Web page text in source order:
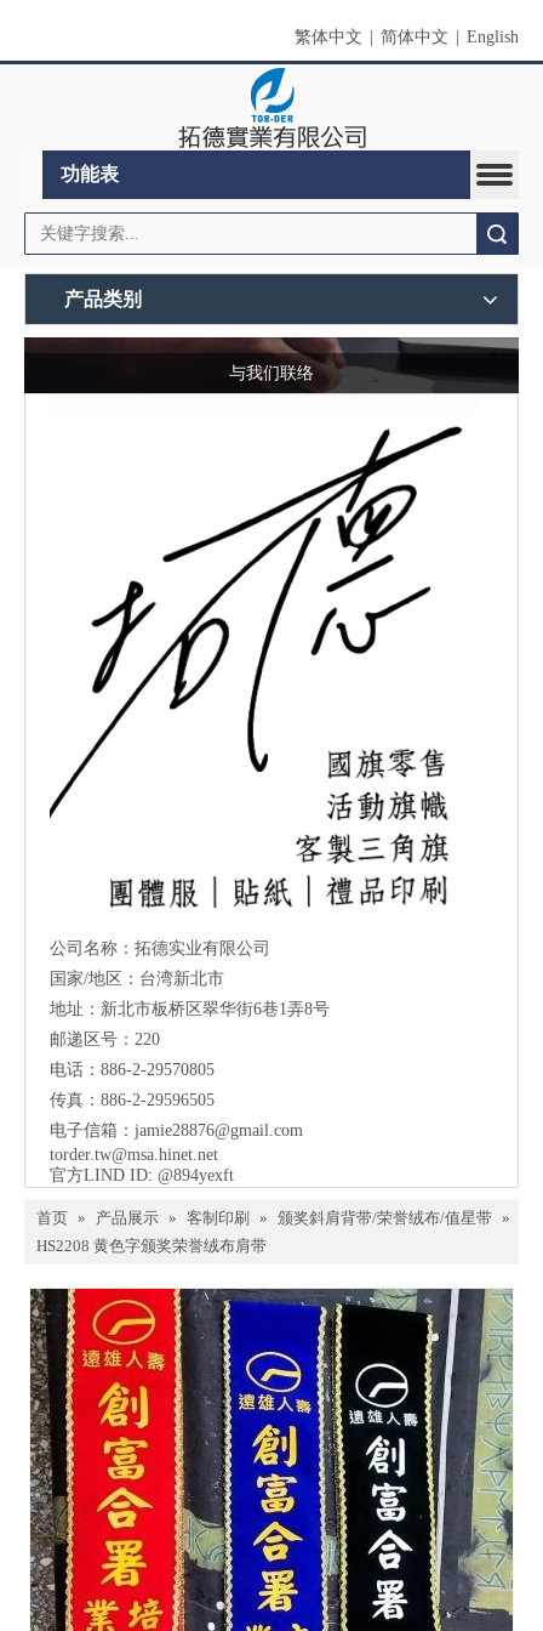
繁体中文 简体中文 English
功能表
产品类别
与我们联络
公司名称：拓德实业有限公司
国家/地区：台湾新北市
地址：新北市板桥区翠华街6巷1弄8号
邮递区号：220
电话：886-2-29570805
传真：886-2-29596505
电子信箱： jamie28876@gmail.com
torder.tw@msa.hinet.net
官方LIND ID: @894yexft
首页 » 产品展示 » 客制印刷 » 颁奖斜肩背带/荣誉绒布/值星带 »
HS2208 黄色字颁奖荣誉绒布肩带